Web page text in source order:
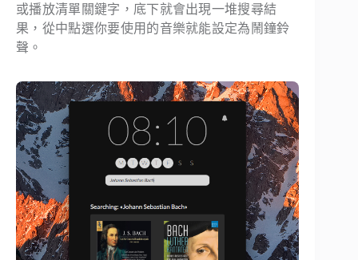
或播放清單關鍵字，底下就會出現一堆搜尋結
果，從中點選你要使用的音樂就能設定為鬧鐘鈴
聲。